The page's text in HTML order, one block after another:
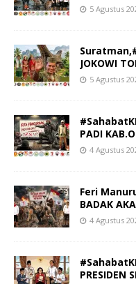
5 Agustus
JOKOWI
5 Agustus
PADI
4 Agustus
Feri
BADAK
4 Agustus
PRESIDEN